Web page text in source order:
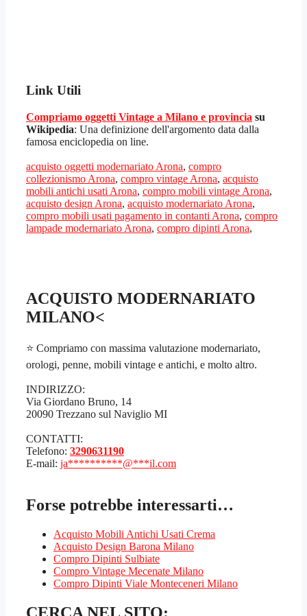
Link Utili
Compriamo oggetti Vintage a Milano e provincia su
Wikipedia: Una definizione dell'argomento data dalla
famosa enciclopedia on line.
acquisto oggetti modernariato Arona, compro
collezionismo Arona, compro vintage Arona, acquisto
mobili antichi usati Arona, compro mobili vintage Arona,
acquisto design Arona, acquisto modernariato Arona,
compro mobili usati pagamento in contanti Arona, compro
lampade modernariato Arona, compro dipinti Arona,
ACQUISTO MODERNARIATO
MILANO<
⭐ Compriamo con massima valutazione modernariato,
orologi, penne, mobili vintage e antichi, e molto altro.
INDIRIZZO:
Via Giordano Bruno, 14
20090 Trezzano sul Naviglio MI
CONTATTI:
Telefono: 3290631190
E-mail: ja**********@***il.com
Forse potrebbe interessarti…
Acquisto Mobili Antichi Usati Crema
Acquisto Design Barona Milano
Compro Dipinti Sulbiate
Compro Vintage Mecenate Milano
Compro Dipinti Viale Monteceneri Milano
CERCA NEL SITO: